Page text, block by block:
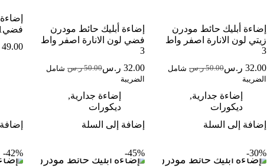
إضاءة أبليك حائط مودرن
زيتي لون الانارة اصفر واط
3
50.00 ر.س السعر
هو:
50.00 ر.س.
32.00 ر.سالسعر
هو:
32.00 ر.س.
شامل
الضريبة
إضاءة جدارية,
ديكورات
إضافة إلى السلة
إضاءة أبليك حائط مودرن
فضي لون الانارة اصفر واط
3
50.00 ر.س السعر
هو:
50.00 ر.س.
32.00 ر.سالسعر
هو:
32.00 ر.س.
شامل
الضريبة
إضاءة جدارية,
ديكورات
إضافة إلى السلة
فضي1*E14
49.00
30%-
45%-
42%-